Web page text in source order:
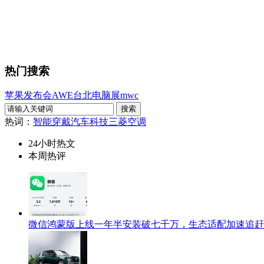
热门搜索
苹果发布会AWE台北电脑展mwc
热词： 智能穿戴汽车科技三菱空调
24小时热文
本周热评
微信鸿蒙版上线一年半安装破七千万，生态适配加速追